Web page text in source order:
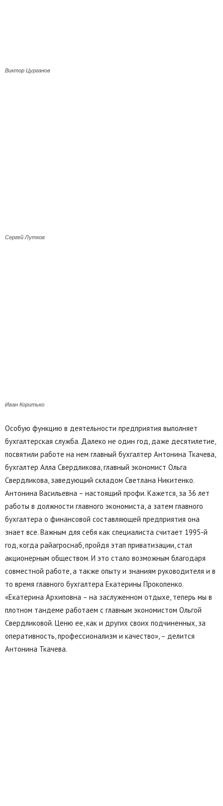
Виктор Цурганов
Сергей Лутков
Иван Коритько
Особую функцию в деятельности предприятия выполняет
бухгалтерская служба. Далеко не один год, даже десятилетие,
посвятили работе на нем главный бухгалтер Антонина Ткачева,
бухгалтер Алла Свердликова, главный экономист Ольга
Свердликова, заведующий складом Светлана Никитенко.
Антонина Васильевна – настоящий профи. Кажется, за 36 лет
работы в должности главного экономиста, а затем главного
бухгалтера о финансовой составляющей предприятия она
знает все. Важным для себя как специалиста считает 1995-й
год, когда райагроснаб, пройдя этап приватизации, стал
акционерным обществом. И это стало возможным благодаря
совместной работе, а также опыту и знаниям руководителя и в
то время главного бухгалтера Екатерины Прокопенко.
«Екатерина Архиповна – на заслуженном отдыхе, теперь мы в
плотном тандеме работаем с главным экономистом Ольгой
Свердликовой. Ценю ее, как и других своих подчиненных, за
оперативность, профессионализм и качество», – делится
Антонина Ткачева.